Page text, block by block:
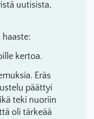
uutisista,
kertoa.
Eräs
päättyi
teki nuoriin
oli tärkeää